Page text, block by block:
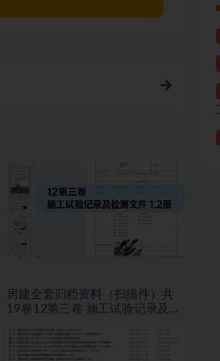
房建全套归档资料（扫描件）共
19卷12第三卷 施工试验记录及检